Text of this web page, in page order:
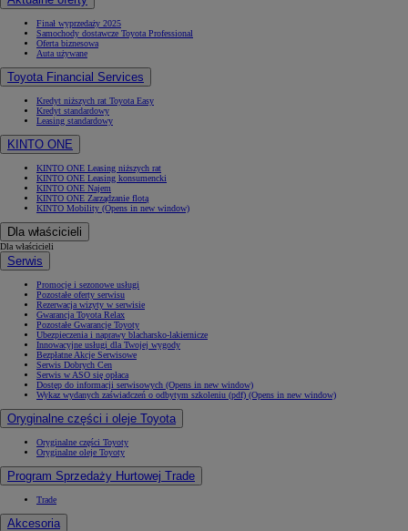
Finał wyprzedaży 2025
Samochody dostawcze Toyota Professional
Oferta biznesowa
Auta używane
Toyota Financial Services
Kredyt niższych rat Toyota Easy
Kredyt standardowy
Leasing standardowy
KINTO ONE
KINTO ONE Leasing niższych rat
KINTO ONE Leasing konsumencki
KINTO ONE Najem
KINTO ONE Zarządzanie flotą
KINTO Mobility (Opens in new window)
Dla właścicieli
Dla właścicieli
Serwis
Promocje i sezonowe usługi
Pozostałe oferty serwisu
Rezerwacja wizyty w serwisie
Gwarancja Toyota Relax
Pozostałe Gwarancje Toyoty
Ubezpieczenia i naprawy blacharsko-lakiernicze
Innowacyjne usługi dla Twojej wygody
Bezpłatne Akcje Serwisowe
Serwis Dobrych Cen
Serwis w ASO się opłaca
Dostęp do informacji serwisowych (Opens in new window)
Wykaz wydanych zaświadczeń o odbytym szkoleniu (pdf) (Opens in new window)
Oryginalne części i oleje Toyota
Oryginalne części Toyoty
Oryginalne oleje Toyoty
Program Sprzedaży Hurtowej Trade
Trade
Akcesoria